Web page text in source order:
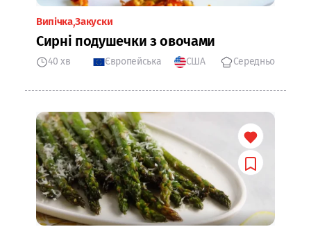
Випічка Закуски
Сирні подушечки з овочами
40 хв Європейська США Середньо